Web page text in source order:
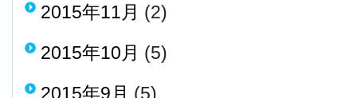
2015年11月 (2)
2015年10月 (5)
2015年9月 (5)